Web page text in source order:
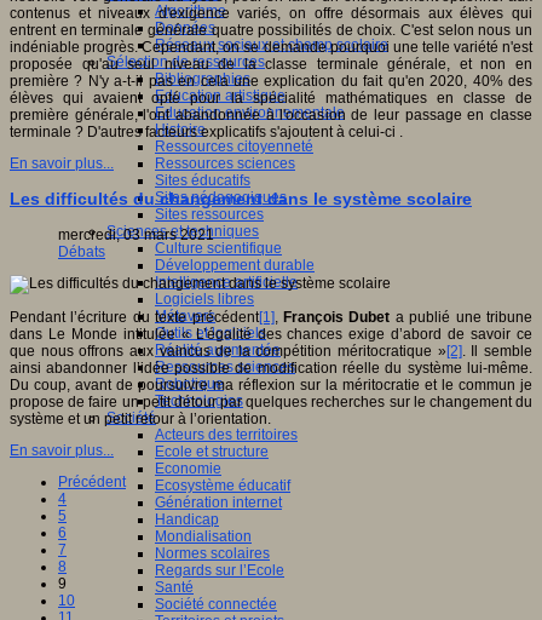
Algorithme
Données
Réseaux sociaux et champ scolaire
Sélection de ressources
Bibliographies
Education artistique
Education environnementale
Histoire
Ressources citoyenneté
Ressources sciences
Sites éducatifs
Sites pédagogiques
Sites ressources
Sciences et techniques
Culture scientifique
Développement durable
Intelligence artificielle
Logiciels libres
Métavers
Outils et logiciels
Réalité augmentée
Ressources sciences
Robotique
Technologies
Société
Acteurs des territoires
Ecole et structure
Economie
Ecosystème éducatif
Génération internet
Handicap
Mondialisation
Normes scolaires
Regards sur l’Ecole
Santé
Société connectée
contenus et niveaux d'exigence variés, on offre désormais aux élèves qui
entrent en terminale générale quatre possibilités de choix. C'est selon nous un
indéniable progrès. Cependant, on se demande pourquoi une telle variété n'est
proposée qu'au seul niveau de la classe terminale générale, et non en
première ? N'y a-t-il pas en cela une explication du fait qu'en 2020, 40% des
élèves qui avaient opté pour la spécialité mathématiques en classe de
première générale, l'ont abandonnée à l'occasion de leur passage en classe
terminale ? D'autres facteurs explicatifs s'ajoutent à celui-ci .
En savoir plus...
Les difficultés du changement dans le système scolaire
mercredi, 03 mars 2021
Débats
Pendant l’écriture du texte précédent[1],François Dubet a publié une tribune
dans Le Monde intitulée « L’égalité des chances exige d’abord de savoir ce
que nous offrons aux vaincus de la compétition méritocratique »[2]. Il semble
ainsi abandonner l’idée possible de modification réelle du système lui-même.
Du coup, avant de poursuivre ma réflexion sur la méritocratie et le commun je
propose de faire un petit détour par quelques recherches sur le changement du
système et un petit retour à l’orientation.
En savoir plus...
Précédent
4
5
6
7
8
9
10